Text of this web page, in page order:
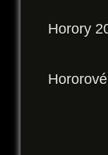
Horory